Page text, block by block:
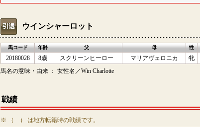
ウインシャーロット
馬コード 年齢 父 母 性
20180028 8歳 スクリーンヒーロー マリアヴェロニカ 牝
馬名の意味・由来 ： 女性名／Win Charlotte
戦績
※ （ ） は地方転籍時の戦績です。